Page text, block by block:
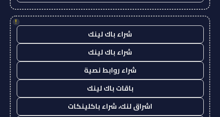
!
شراء باك لينك
شراء باك لينك
شراء روابط نصية
باقات باك لينك
اشراق لنك، شراء باكلينكات